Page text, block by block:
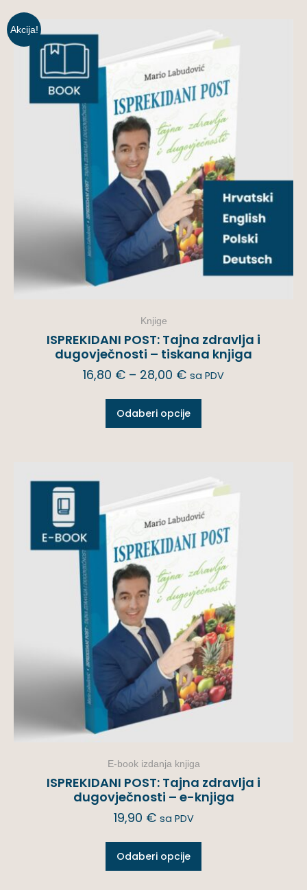
Akcija!
Knjige
ISPREKIDANI POST: Tajna zdravlja i
dugovječnosti – tiskana knjiga
16,80 € – 28,00 € sa PDV
Odaberi opcije
E-book izdanja knjiga
ISPREKIDANI POST: Tajna zdravlja i
dugovječnosti – e-knjiga
19,90 € sa PDV
Odaberi opcije